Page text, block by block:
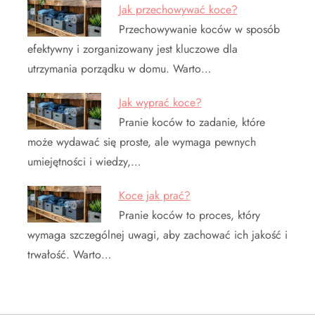
Jak przechowywać koce?
Przechowywanie koców w sposób
efektywny i zorganizowany jest kluczowe dla
utrzymania porządku w domu. Warto…
Jak wyprać koce?
Pranie koców to zadanie, które
może wydawać się proste, ale wymaga pewnych
umiejętności i wiedzy,…
Koce jak prać?
Pranie koców to proces, który
wymaga szczególnej uwagi, aby zachować ich jakość i
trwałość. Warto…